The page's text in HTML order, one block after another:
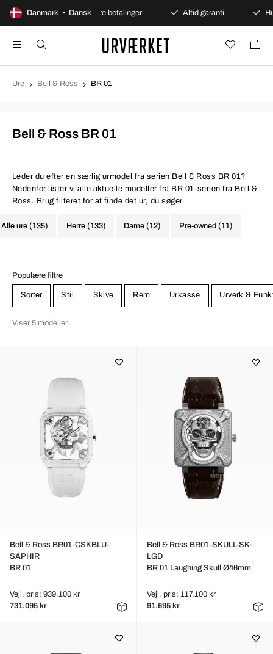
Danmark • Dansk
åbent køb Sikre betalinger Altid garanti
Ure Bell & Ross BR 01
Bell & Ross BR 01
Leder du efter en særlig urmodel fra serien Bell & Ross BR 01?
Nedenfor lister vi alle aktuelle modeller fra BR 01-serien fra Bell &
Ross. Brug filteret for at finde det ur, du søger.
Alle ure (135) Herre (133) Dame (12) Pre-owned (11)
Populære filtre
Sorter Stil Skive Rem Urkasse Urverk &
Viser 5 modeller
Bell & Ross BR01-CSKBLU-
SAPHIR
BR 01
Vejl. pris: 939.100 kr
731.095 kr
Bell & Ross BR01-SKULL-SK-
LGD
BR 01 Laughing Skull Ø46mm
Vejl. pris: 117.100 kr
91.695 kr